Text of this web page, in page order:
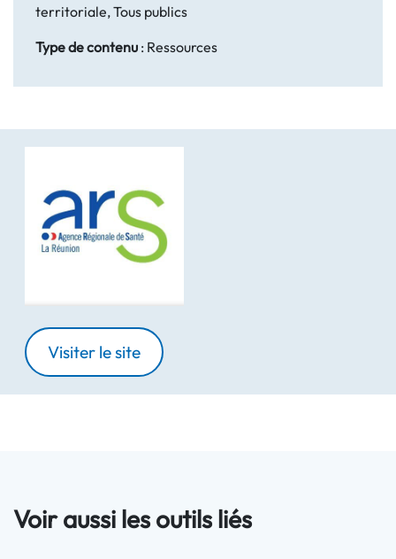
territoriale, Tous publics
Type de contenu : Ressources
Visiter le site
Voir aussi les outils liés